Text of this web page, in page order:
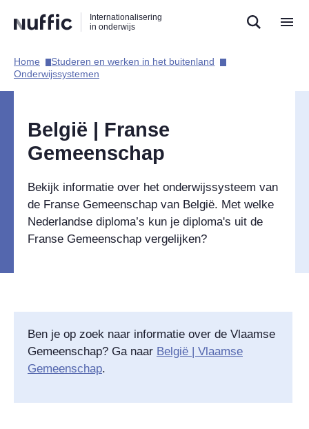
naar
zoekfunctie
naar
hoofdnavigatie
naar
inhoud
Internationalisering
in onderwijs
Hoofdnavigatie
Home​
Studeren en werken in het buitenland​
Onderwijssystemen​
België | Franse
Gemeenschap
Bekijk informatie over het onderwijssysteem van
de Franse Gemeenschap van België. Met welke
Nederlandse diploma’s kun je diploma's uit de
Franse Gemeenschap vergelijken?
Ben je op zoek naar informatie over de Vlaamse
Gemeenschap? Ga naar België | Vlaamse
Gemeenschap.